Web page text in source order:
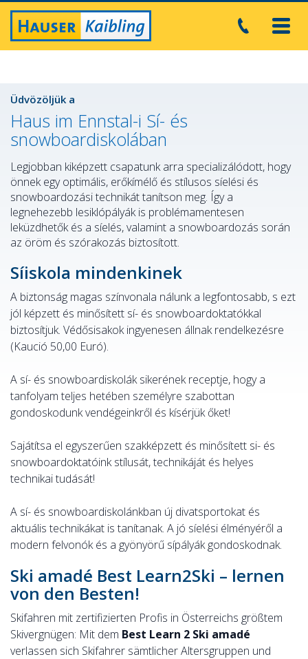
Üdvözöljük a
Haus im Ennstal-i Sí- és
snowboardiskolában
Legjobban kiképzett csapatunk arra specializálódott, hogy
önnek egy optimális, erőkímélő és stílusos síelési és
snowboardozási technikát tanítson meg. Így a
legnehezebb lesiklópályák is problémamentesen
leküzdhetők és a síelés, valamint a snowboardozás során
az öröm és szórakozás biztosított.
Síiskola mindenkinek
A biztonság magas színvonala nálunk a legfontosabb, s ezt
jól képzett és minősített sí- és snowboardoktatókkal
biztosítjuk. Védősisakok ingyenesen állnak rendelkezésre
(Kaució 50,00 Euró).
A sí- és snowboardiskolák sikerének receptje, hogy a
tanfolyam teljes hetében személyre szabottan
gondoskodunk vendégeinkről és kísérjük őket!
Sajátítsa el egyszerűen szakképzett és minősített si- és
snowboardoktatóink stílusát, technikáját és helyes
technikai tudását!
A sí- és snowboardiskolánkban új divatsportokat és
aktuális technikákat is tanítanak. A jó síelési élményéről a
modern felvonók és a gyönyörű sípályák gondoskodnak.
Ski amadé Best Learn2Ski – lernen
von den Besten!
Skifahren mit zertifizierten Profis in Österreichs größtem
Skivergnügen: Mit dem Best Learn 2 Ski amadé
verlassen sich Skifahrer sämtlicher Altersgruppen und